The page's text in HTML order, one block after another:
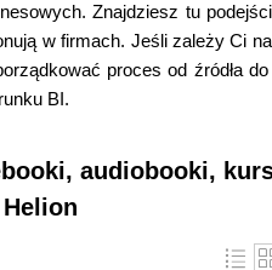
Znajdziesz tu
w firmach. Jeśli zależy Ci
proces od źródła
BI.
audiobooki,